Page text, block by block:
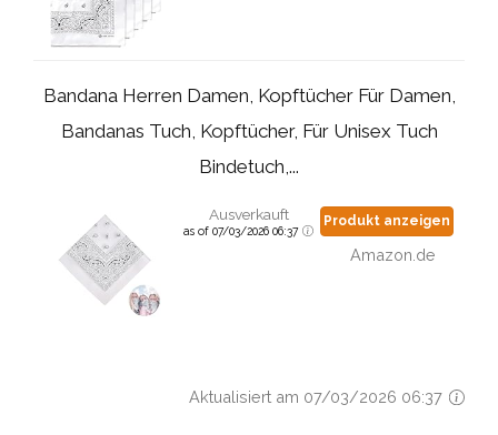
Bandana Herren Damen, Kopftücher Für Damen,
Bandanas Tuch, Kopftücher, Für Unisex Tuch
Bindetuch,...
Ausverkauft
as of 07/03/2026 06:37
Produkt anzeigen
Amazon.de
Aktualisiert am 07/03/2026 06:37